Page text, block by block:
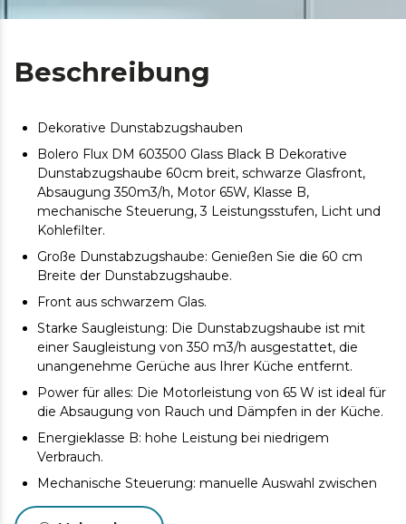
Beschreibung
Dekorative Dunstabzugshauben
Bolero Flux DM 603500 Glass Black B Dekorative
Dunstabzugshaube 60cm breit, schwarze Glasfront,
Absaugung 350m3/h, Motor 65W, Klasse B,
mechanische Steuerung, 3 Leistungsstufen, Licht und
Kohlefilter.
Große Dunstabzugshaube: Genießen Sie die 60 cm
Breite der Dunstabzugshaube.
Front aus schwarzem Glas.
Starke Saugleistung: Die Dunstabzugshaube ist mit
einer Saugleistung von 350 m3/h ausgestattet, die
unangenehme Gerüche aus Ihrer Küche entfernt.
Power für alles: Die Motorleistung von 65 W ist ideal für
die Absaugung von Rauch und Dämpfen in der Küche.
Energieklasse B: hohe Leistung bei niedrigem
Verbrauch.
Mechanische Steuerung: manuelle Auswahl zwischen
den verschiedenen Funktionen der Dunstabzugshaube,